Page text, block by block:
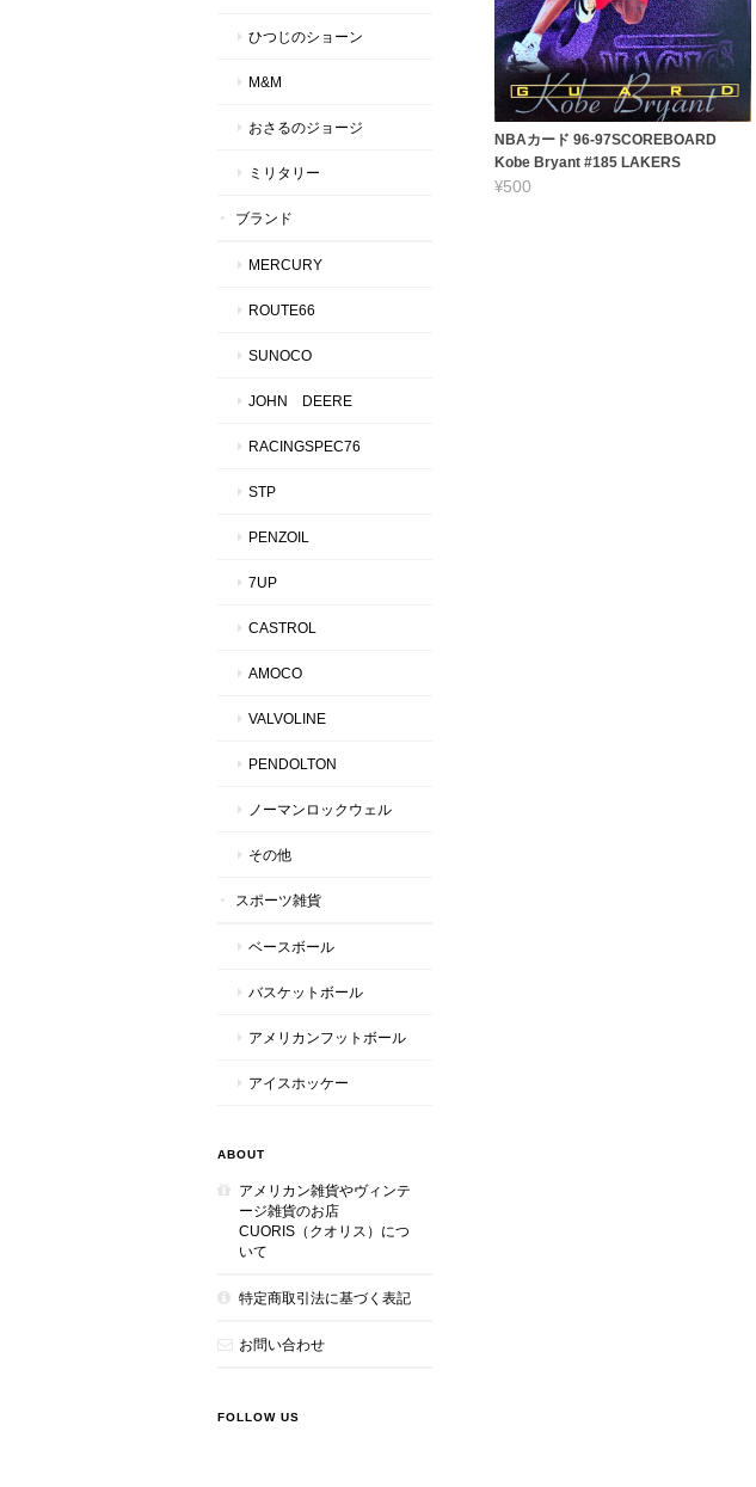
NBAカード 96-97SCOREBOARD
Kobe Bryant #185 LAKERS
¥500
ひつじのショーン
M&M
おさるのジョージ
ミリタリー
ブランド
MERCURY
ROUTE66
SUNOCO
JOHN DEERE
RACINGSPEC76
STP
PENZOIL
7UP
CASTROL
AMOCO
VALVOLINE
PENDOLTON
ノーマンロックウェル
その他
スポーツ雑貨
ベースボール
バスケットボール
アメリカンフットボール
アイスホッケー
ABOUT
アメリカン雑貨やヴィンテ
ージ雑貨のお店
CUORIS（クオリス）につ
いて
特定商取引法に基づく表記
お問い合わせ
FOLLOW US